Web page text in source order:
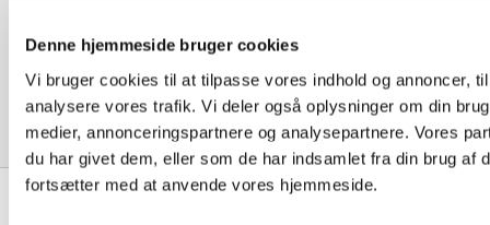
Denne hjemmeside bruger cookies
Vi bruger cookies til at tilpasse vores indhold og annoncer,
analysere vores trafik. Vi deler også oplysninger om din
medier, annonceringspartnere og analysepartnere. Vores
du har givet dem, eller som de har indsamlet fra din brug
fortsætter med at anvende vores hjemmeside.
Michaela Toft Jepsen hos Østdansk
Landboforening